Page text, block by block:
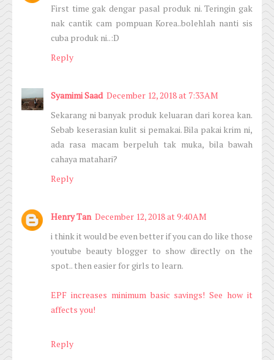
First time gak dengar pasal produk ni. Teringin gak
nak cantik cam pompuan Korea..bolehlah nanti sis
cuba produk ni..:D
Reply
Syamimi Saad December 12, 2018 at 7:33 AM
Sekarang ni banyak produk keluaran dari korea kan.
Sebab keserasian kulit si pemakai. Bila pakai krim ni,
ada rasa macam berpeluh tak muka, bila bawah
cahaya matahari?
Reply
Henry Tan December 12, 2018 at 9:40 AM
i think it would be even better if you can do like those
youtube beauty blogger to show directly on the
spot.. then easier for girls to learn.
EPF increases minimum basic savings! See how it
affects you!
Reply